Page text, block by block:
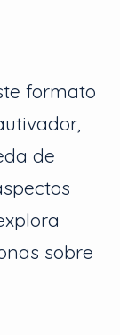
formato
de
sobre